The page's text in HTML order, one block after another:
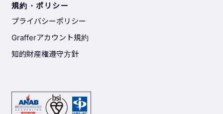
規約・ポリシー
プライバシーポリシー
Grafferアカウント規約
知的財産権遵守方針